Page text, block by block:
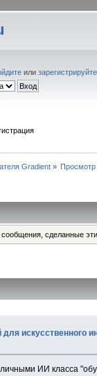
или
Gradient»
сделанные
для искусственного
ИИ класса